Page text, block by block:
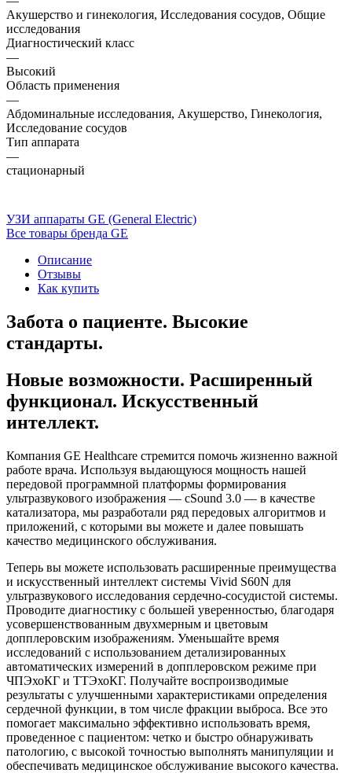
Акушерство и гинекология, Исследования сосудов, Общие
исследования
Диагностический класс
—
Высокий
Область применения
—
Абдоминальные исследования, Акушерство, Гинекология,
Исследование сосудов
Тип аппарата
—
стационарный
УЗИ аппараты GE (General Electric)
Все товары бренда GE
Описание
Отзывы
Как купить
Забота о пациенте. Высокие
стандарты.
Новые возможности. Расширенный
функционал. Искусственный
интеллект.
Компания GE Healthcare стремится помочь жизненно важной
работе врача. Используя выдающуюся мощность нашей
передовой программной платформы формирования
ультразвукового изображения — cSound 3.0 — в качестве
катализатора, мы разработали ряд передовых алгоритмов и
приложений, с которыми вы можете и далее повышать
качество медицинского обслуживания.
Теперь вы можете использовать расширенные преимущества
и искусственный интеллект системы Vivid S60N для
ультразвукового исследования сердечно-сосудистой системы.
Проводите диагностику с большей уверенностью, благодаря
усовершенствованным двухмерным и цветовым
допплеровским изображениям. Уменьшайте время
исследований с использованием детализированных
автоматических измерений в допплеровском режиме при
ЧПЭхоКГ и ТТЭхоКГ. Получайте воспроизводимые
результаты с улучшенными характеристиками определения
сердечной функции, в том числе фракции выброса. Все это
помогает максимально эффективно использовать время,
проведенное с пациентом: четко и быстро обнаруживать
патологию, с высокой точностью выполнять манипуляции и
обеспечивать медицинское обслуживание высокого качества.